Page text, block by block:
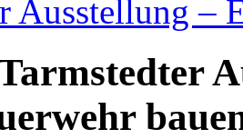
Ausstellung –